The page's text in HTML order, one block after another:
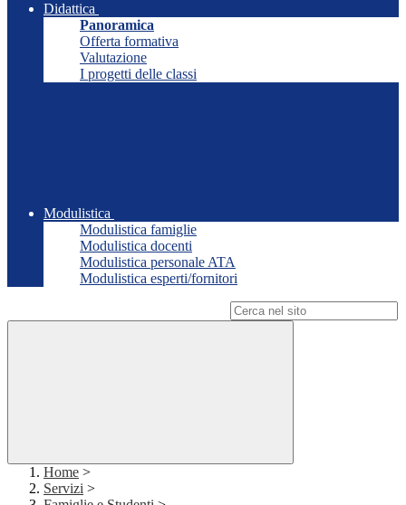
Didattica
Panoramica
Offerta formativa
Valutazione
I progetti delle classi
Modulistica
Modulistica famiglie
Modulistica docenti
Modulistica personale ATA
Modulistica esperti/fornitori
Home >
Servizi >